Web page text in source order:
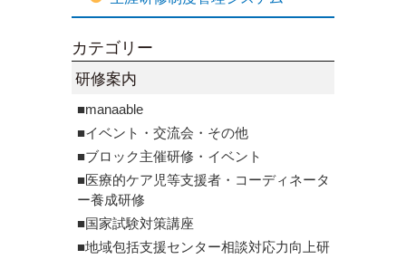
カテゴリー
研修案内
■manaable
■イベント・交流会・その他
■ブロック主催研修・イベント
■医療的ケア児等支援者・コーディネータ
ー養成研修
■国家試験対策講座
■地域包括支援センター相談対応力向上研